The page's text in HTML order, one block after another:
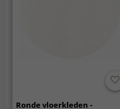
Ronde vloerkleden -